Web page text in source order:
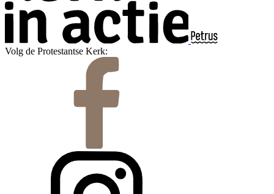
Volg de Protestantse Kerk: